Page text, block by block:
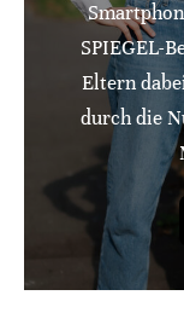
SPIEGEL-
Eltern
durch die